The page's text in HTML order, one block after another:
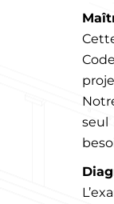
seul